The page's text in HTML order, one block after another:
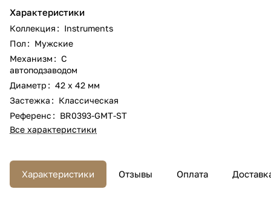
Характеристики
Коллекция : Instruments
Пол : Мужские
Механизм : С
автоподзаводом
Диаметр : 42 х 42 мм
Застежка : Классическая
Референс : BR0393-GMT-ST
Все характеристики
Характеристики Отзывы Оплата